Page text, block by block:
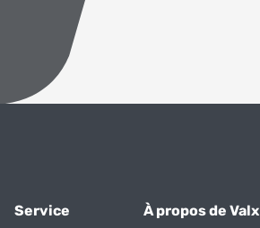
Service À propos de Valx